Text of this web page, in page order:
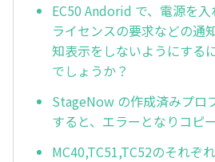
EC50 Andorid で、電源を
ライセンスの要求などの通
知表示をしないようにする
でしょうか？
StageNow の作成済みプロ
すると、エラーとなりコピ
MC40,TC51,TC52のそれぞ